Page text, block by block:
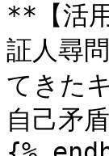
**【活
証人尋
てきた
自己矛